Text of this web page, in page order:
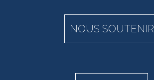
NOUS SOUTENIR